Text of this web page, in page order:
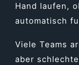
Hand laufen,
automatisch
Viele Teams
aber